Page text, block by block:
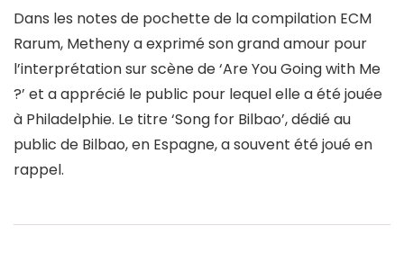
Dans les notes de pochette de la compilation ECM
Rarum, Metheny a exprimé son grand amour pour
l’interprétation sur scène de ‘Are You Going with Me
?’ et a apprécié le public pour lequel elle a été jouée
à Philadelphie. Le titre ‘Song for Bilbao’, dédié au
public de Bilbao, en Espagne, a souvent été joué en
rappel.